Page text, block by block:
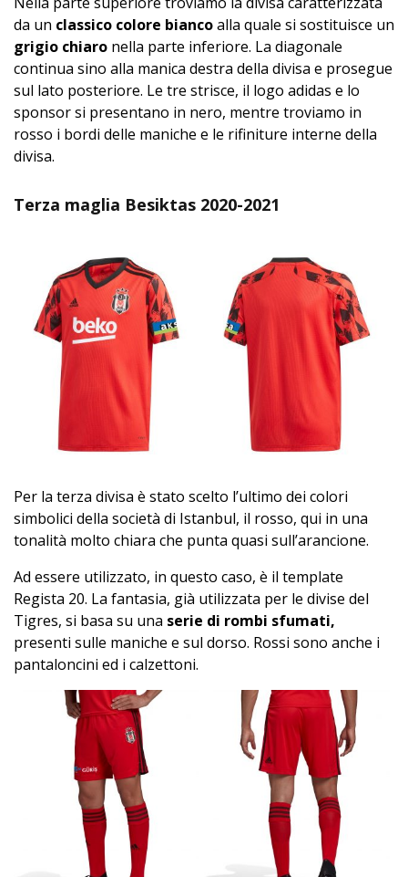
da un classico colore biancoalla quale si sostituisce un
grigio chiaro nella parte inferiore. La diagonale
continua sino alla manica destra della divisa e prosegue
sul lato posteriore. Le tre strisce, il logo adidas e lo
sponsor si presentano in nero, mentre troviamo in
rosso i bordi delle maniche e le rifiniture interne della
divisa.
Terza maglia Besiktas 2020-2021
Per la terza divisa è stato scelto l’ultimo dei colori
simbolici della società di Istanbul, il rosso, qui in una
tonalità molto chiara che punta quasi sull’arancione.
Ad essere utilizzato, in questo caso, è il template
Regista 20. La fantasia, già utilizzata per le divise del
Tigres, si basa su una serie di rombi sfumati,
presenti sulle maniche e sul dorso. Rossi sono anche i
pantaloncini ed i calzettoni.